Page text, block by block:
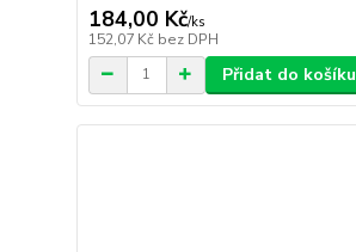
184,00 Kč/ks
152,07 Kč bez DPH
Přidat do košíku